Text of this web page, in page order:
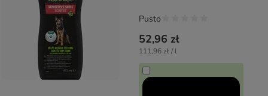
52,96 zł
111,96 zł / l
Pusto